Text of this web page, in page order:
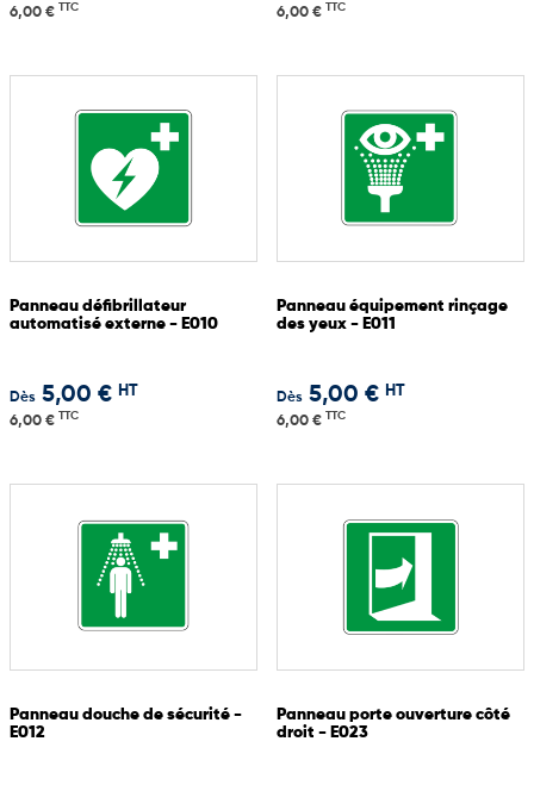
6,00 € TTC 6,00 € TTC
Panneau défibrillateur
automatisé externe - E010
Dès 5,00 € HT
6,00 € TTC
Panneau équipement rinçage
des yeux - E011
Dès 5,00 € HT
6,00 € TTC
Panneau douche de sécurité -
E012
Panneau porte ouverture côté
droit - E023